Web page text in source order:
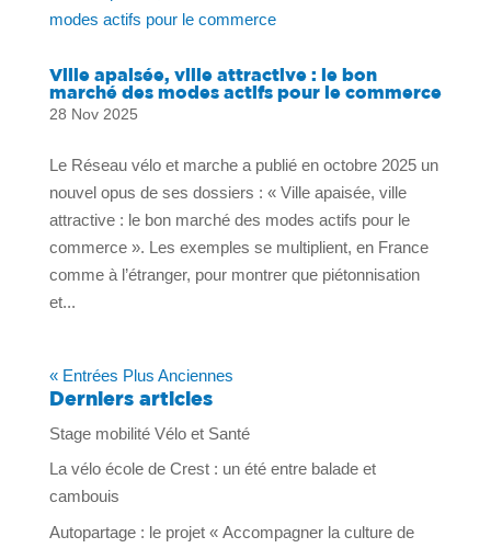
Ville apaisée, ville attractive : le bon
marché des modes actifs pour le commerce
28 Nov 2025
Le Réseau vélo et marche a publié en octobre 2025 un
nouvel opus de ses dossiers : « Ville apaisée, ville
attractive : le bon marché des modes actifs pour le
commerce ». Les exemples se multiplient, en France
comme à l’étranger, pour montrer que piétonnisation
et...
« Entrées Plus Anciennes
Derniers articles
Stage mobilité Vélo et Santé
La vélo école de Crest : un été entre balade et
cambouis
Autopartage : le projet « Accompagner la culture de